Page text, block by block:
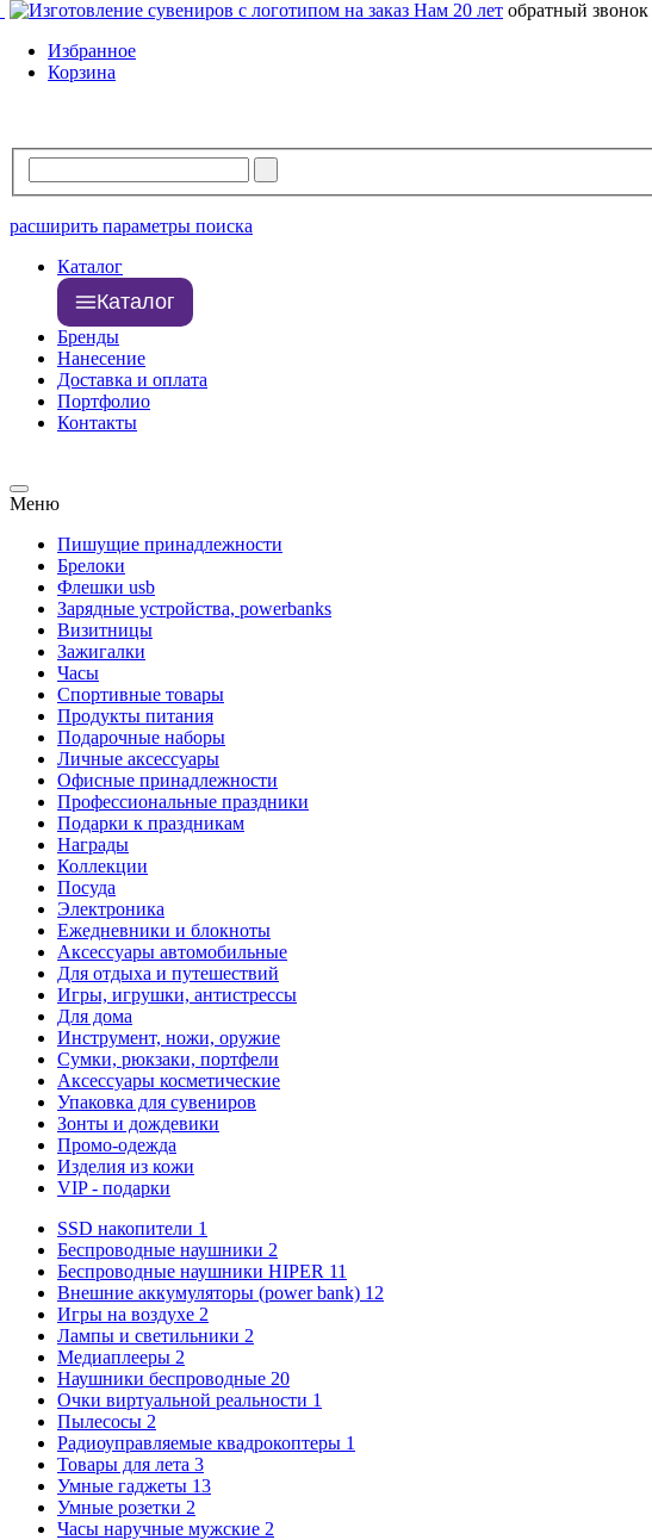
Нам 20 лет обратный звонок
Избранное
Корзина
расширить параметры поиска
Каталог
Каталог
Бренды
Нанесение
Доставка и оплата
Портфолио
Контакты
Меню
Пишущие принадлежности
Брелоки
Флешки usb
Зарядные устройства, powerbanks
Визитницы
Зажигалки
Часы
Спортивные товары
Продукты питания
Подарочные наборы
Личные аксессуары
Офисные принадлежности
Профессиональные праздники
Подарки к праздникам
Награды
Коллекции
Посуда
Электроника
Ежедневники и блокноты
Аксессуары автомобильные
Для отдыха и путешествий
Игры, игрушки, антистрессы
Для дома
Инструмент, ножи, оружие
Сумки, рюкзаки, портфели
Аксессуары косметические
Упаковка для сувениров
Зонты и дождевики
Промо-одежда
Изделия из кожи
VIP - подарки
SSD накопители 1
Беспроводные наушники 2
Беспроводные наушники HIPER 11
Внешние аккумуляторы (power bank) 12
Игры на воздухе 2
Лампы и светильники 2
Медиаплееры 2
Наушники беспроводные 20
Очки виртуальной реальности 1
Пылесосы 2
Радиоуправляемые квадрокоптеры 1
Товары для лета 3
Умные гаджеты 13
Умные розетки 2
Часы наручные мужские 2